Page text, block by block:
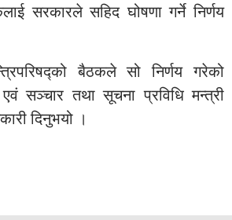
सरकारले सहिद घोषणा गर्ने निर्णय
बैठकले सो निर्णय गरेको
सञ्चार तथा सूचना प्रविधि मन्त्री
दिनुभयो ।